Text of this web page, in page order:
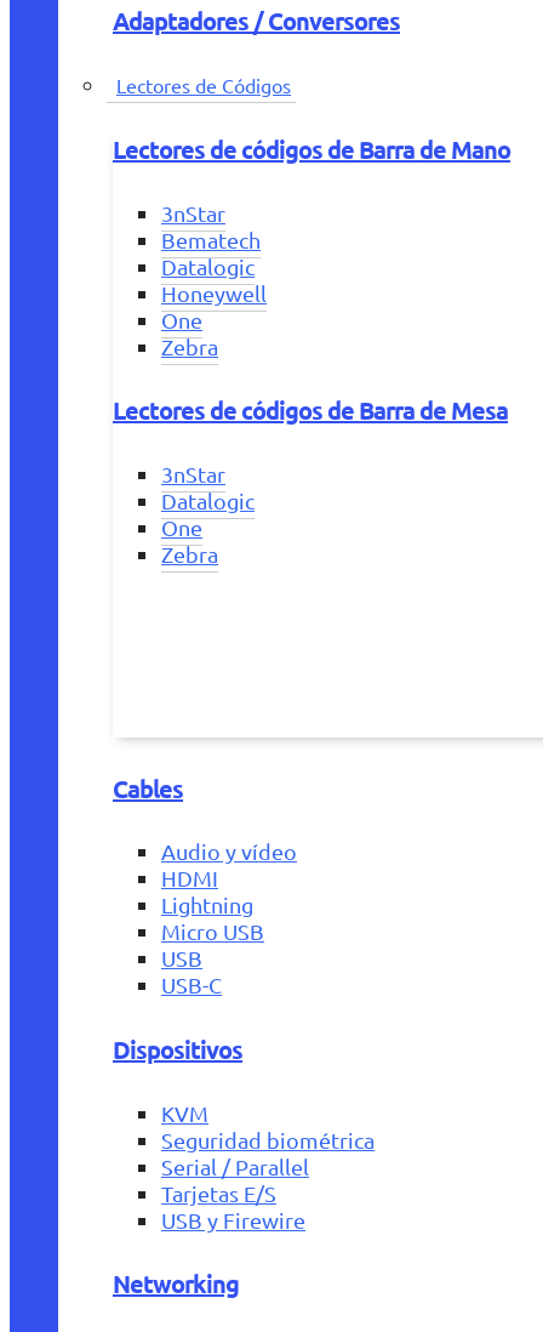
Adaptadores / Conversores
Lectores de Códigos
Lectores de códigos de Barra de Mano
3nStar
Bematech
Datalogic
Honeywell
One
Zebra
Lectores de códigos de Barra de Mesa
3nStar
Datalogic
One
Zebra
Cables
Audio y vídeo
HDMI
Lightning
Micro USB
USB
USB-C
Dispositivos
KVM
Seguridad biométrica
Serial / Parallel
Tarjetas E/S
USB y Firewire
Networking